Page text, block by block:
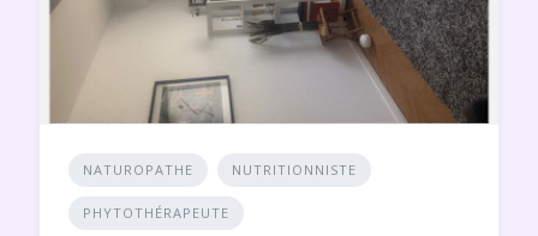
NATUROPATHE NUTRITIONNISTE
PHYTOTHÉRAPEUTE